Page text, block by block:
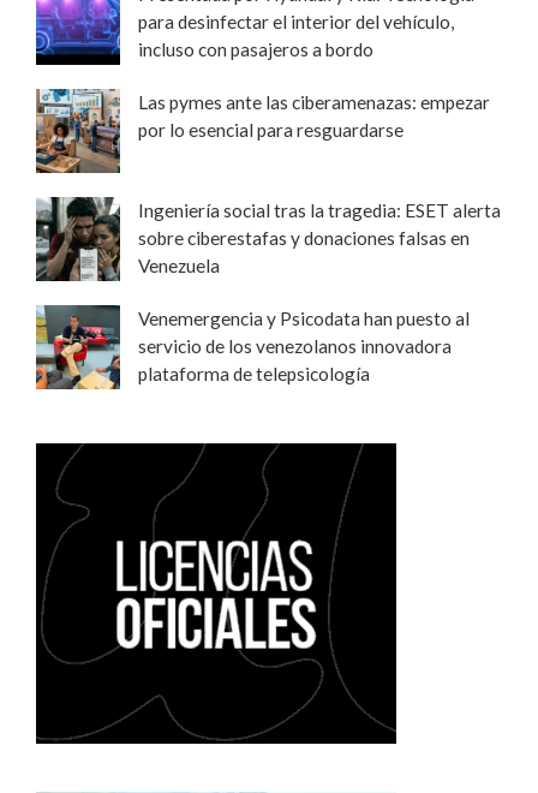
para desinfectar el interior del vehículo,
incluso con pasajeros a bordo
Las pymes ante las ciberamenazas: empezar
por lo esencial para resguardarse
Ingeniería social tras la tragedia: ESET alerta
sobre ciberestafas y donaciones falsas en
Venezuela
Venemergencia y Psicodata han puesto al
servicio de los venezolanos innovadora
plataforma de telepsicología